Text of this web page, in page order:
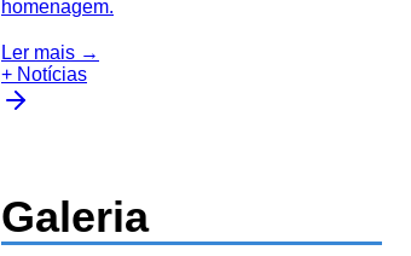
homenagem.
Ler mais →
+ Notícias
Galeria